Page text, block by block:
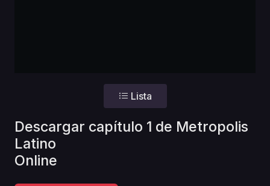
Lista
Descargar capítulo 1 de Metropolis
Latino
Online